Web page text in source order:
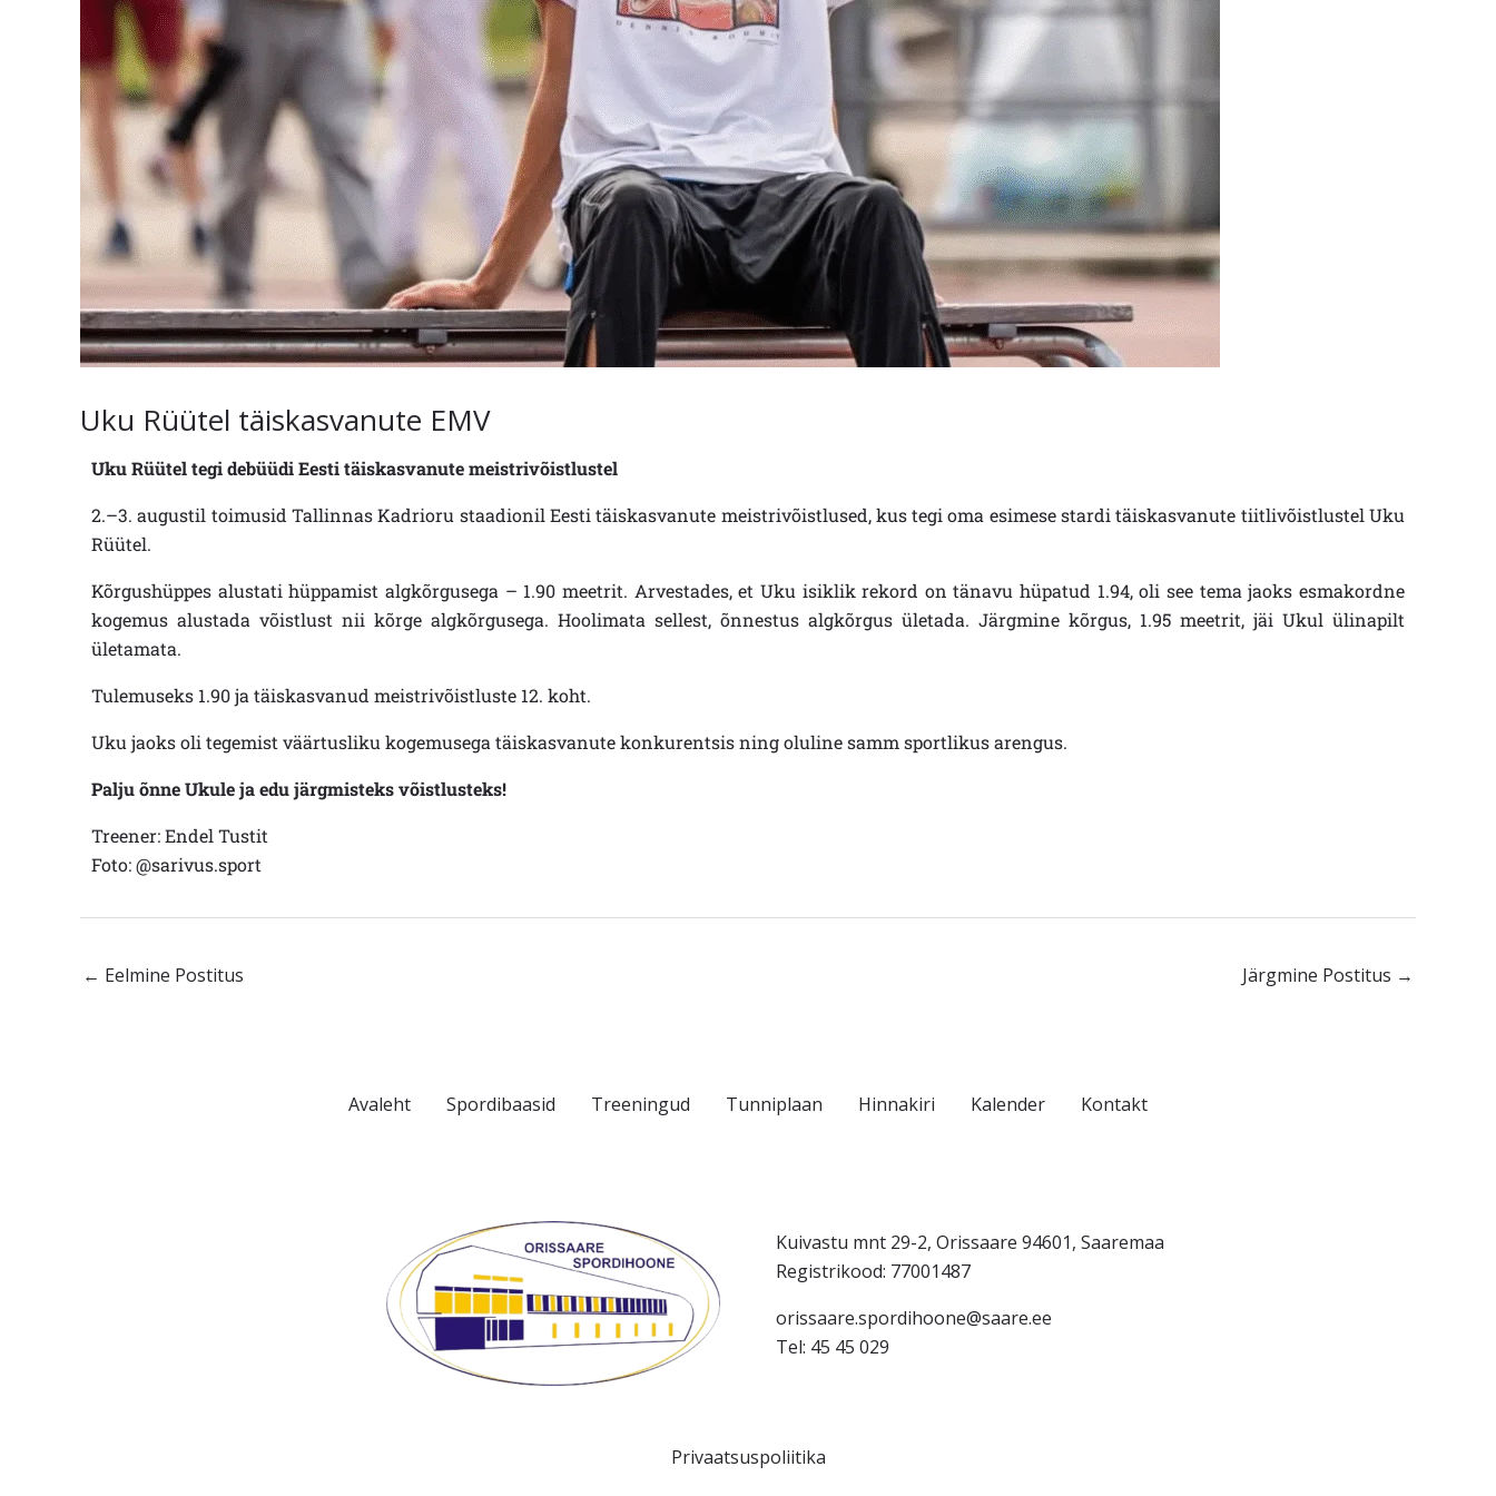
Uku Rüütel täiskasvanute EMV
Uku Rüütel tegi debüüdi Eesti täiskasvanute meistrivõistlustel
2.–3. augustil toimusid Tallinnas Kadrioru staadionil Eesti täiskasvanute meistrivõistlused, kus tegi oma esimese stardi täiskasvanute tiitlivõistlustel Uku
Rüütel.
Kõrgushüppes alustati hüppamist algkõrgusega – 1.90 meetrit. Arvestades, et Uku isiklik rekord on tänavu hüpatud 1.94, oli see tema jaoks esmakordne
kogemus alustada võistlust nii kõrge algkõrgusega. Hoolimata sellest, õnnestus algkõrgus ületada. Järgmine kõrgus, 1.95 meetrit, jäi Ukul ülinapilt
ületamata.
Tulemuseks 1.90 ja täiskasvanud meistrivõistluste 12. koht.
Uku jaoks oli tegemist väärtusliku kogemusega täiskasvanute konkurentsis ning oluline samm sportlikus arengus.
Palju õnne Ukule ja edu järgmisteks võistlusteks!
Treener: Endel Tustit
Foto: @sarivus.sport
← Eelmine Postitus Järgmine Postitus →
Avaleht Spordibaasid Treeningud Tunniplaan Hinnakiri Kalender Kontakt
Kuivastu mnt 29-2, Orissaare 94601, Saaremaa
Registrikood: 77001487
orissaare.spordihoone@saare.ee
Tel: 45 45 029
Privaatsuspoliitika